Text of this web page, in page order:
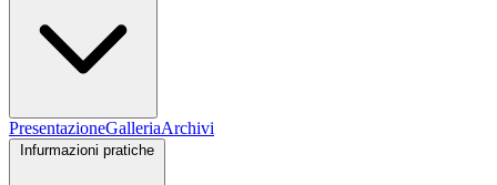
PresentazioneGalleriaArchivi